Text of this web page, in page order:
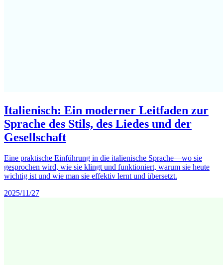
Italienisch: Ein moderner Leitfaden zur
Sprache des Stils, des Liedes und der
Gesellschaft
Eine praktische Einführung in die italienische Sprache—wo sie
gesprochen wird, wie sie klingt und funktioniert, warum sie heute
wichtig ist und wie man sie effektiv lernt und übersetzt.
2025/11/27